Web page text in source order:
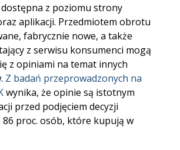
dostępna z poziomu strony
aplikacji. Przedmiotem obrotu
fabrycznie nowe, a także
z serwisu konsumenci mogą
z opiniami na temat innych
Z badań przeprowadzonych na
wynika, że opinie są istotnym
przed podjęciem decyzji
86 proc. osób, które kupują w